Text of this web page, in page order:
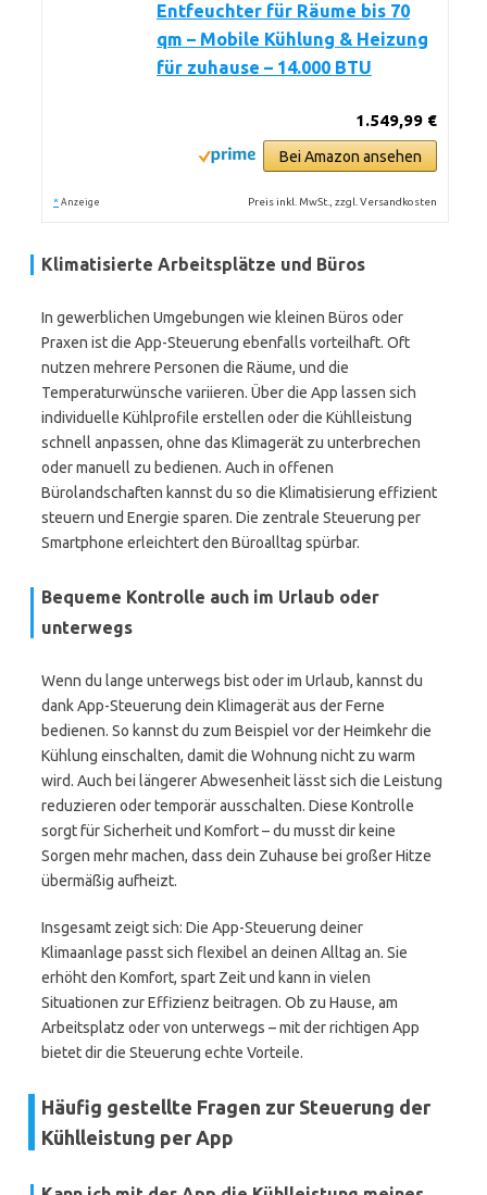
Entfeuchter für Räume bis 70
qm – Mobile Kühlung & Heizung
für zuhause – 14.000 BTU
1.549,99 €
Bei Amazon ansehen
* Anzeige Preis inkl. MwSt., zzgl. Versandkosten
Klimatisierte Arbeitsplätze und Büros
In gewerblichen Umgebungen wie kleinen Büros oder
Praxen ist die App-Steuerung ebenfalls vorteilhaft. Oft
nutzen mehrere Personen die Räume, und die
Temperaturwünsche variieren. Über die App lassen sich
individuelle Kühlprofile erstellen oder die Kühlleistung
schnell anpassen, ohne das Klimagerät zu unterbrechen
oder manuell zu bedienen. Auch in offenen
Bürolandschaften kannst du so die Klimatisierung effizient
steuern und Energie sparen. Die zentrale Steuerung per
Smartphone erleichtert den Büroalltag spürbar.
Bequeme Kontrolle auch im Urlaub oder
unterwegs
Wenn du lange unterwegs bist oder im Urlaub, kannst du
dank App-Steuerung dein Klimagerät aus der Ferne
bedienen. So kannst du zum Beispiel vor der Heimkehr die
Kühlung einschalten, damit die Wohnung nicht zu warm
wird. Auch bei längerer Abwesenheit lässt sich die Leistung
reduzieren oder temporär ausschalten. Diese Kontrolle
sorgt für Sicherheit und Komfort – du musst dir keine
Sorgen mehr machen, dass dein Zuhause bei großer Hitze
übermäßig aufheizt.
Insgesamt zeigt sich: Die App-Steuerung deiner
Klimaanlage passt sich flexibel an deinen Alltag an. Sie
erhöht den Komfort, spart Zeit und kann in vielen
Situationen zur Effizienz beitragen. Ob zu Hause, am
Arbeitsplatz oder von unterwegs – mit der richtigen App
bietet dir die Steuerung echte Vorteile.
Häufig gestellte Fragen zur Steuerung der
Kühlleistung per App